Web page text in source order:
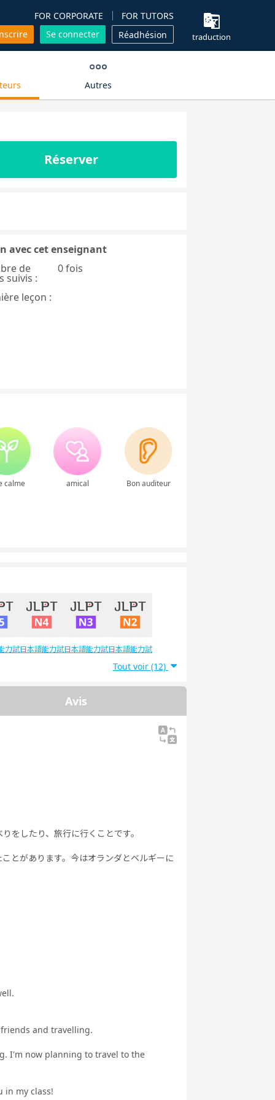
FOR CORPORATE
FOR TUTORS
Se connecter Réadhésion traduction
Autres
Réserver
avec cet enseignant
de
suivis :
0 fois
leçon :
calme amical Bon auditeur
力試日本語能力試日本語能力試日本語能力試
Tout voir (12)
Avis
をしたり、旅行に行くことです。
とがあります。今はオランダとベルギーに
and travelling.
I'm now planning to travel to the
in my class!